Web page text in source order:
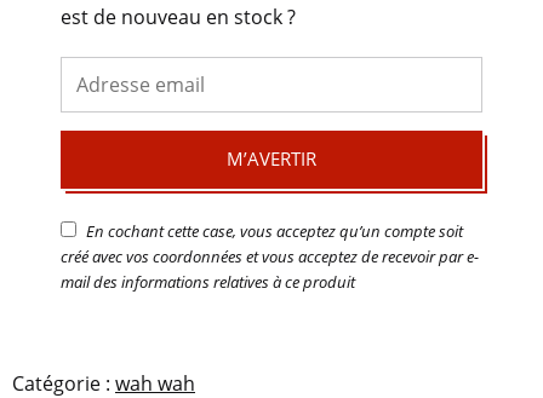
est de nouveau en stock ?
M’AVERTIR
En cochant cette case, vous acceptez qu’un compte soit
créé avec vos coordonnées et vous acceptez de recevoir par e-
mail des informations relatives à ce produit
Catégorie : wah wah